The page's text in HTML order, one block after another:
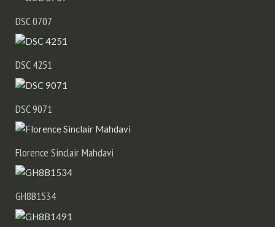
DSC 0707
DSC 4251
DSC 9071
Florence Sinclair Mahdavi
GH8B1534